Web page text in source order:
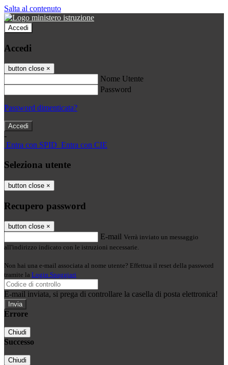
Salta al contenuto
Accedi
Accedi
button close ×
Nome Utente
Password
Password dimenticata?
-
Entra con SPID Entra con CIE
Seleziona utente
button close ×
Recupero password
button close ×
E-mail Verrà inviato un messaggio
all'indirizzo indicato con le istruzioni necessarie.
Non hai una e-mail associata al nome utente? Effettua il reset della password
tramite la Login Spaggiari
E-mail inviata, si prega di controllare la casella di posta elettronica!
Errore
Chiudi
Successo
Chiudi